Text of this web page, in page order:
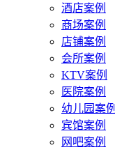
酒店案例
商场案例
店铺案例
会所案例
KTV案例
医院案例
幼儿园案例
宾馆案例
网吧案例